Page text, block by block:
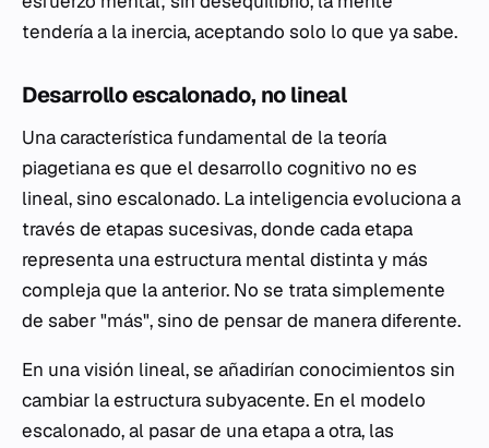
tendería a la inercia, aceptando solo lo que ya sabe.
Desarrollo escalonado, no lineal
Una característica fundamental de la teoría
piagetiana es que el desarrollo cognitivo no es
lineal, sino escalonado. La inteligencia evoluciona a
través de etapas sucesivas, donde cada etapa
representa una estructura mental distinta y más
compleja que la anterior. No se trata simplemente
de saber "más", sino de pensar de manera diferente.
En una visión lineal, se añadirían conocimientos sin
cambiar la estructura subyacente. En el modelo
escalonado, al pasar de una etapa a otra, las